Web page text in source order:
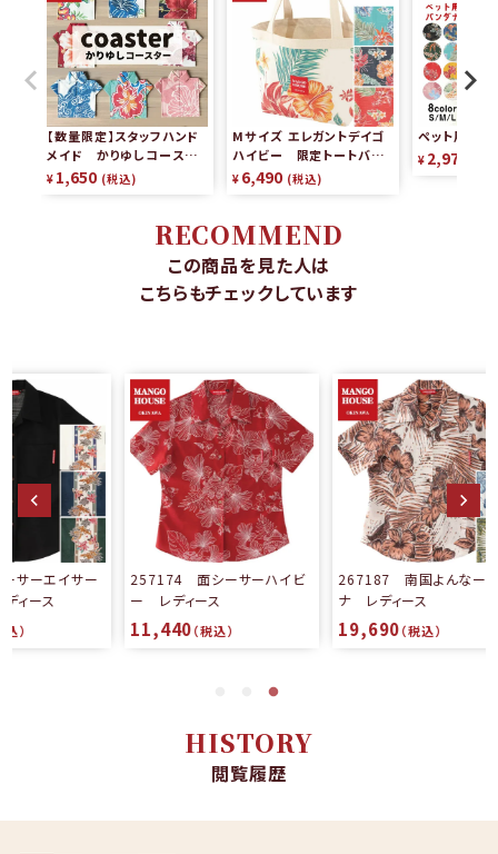
【数量限定】スタッフハンド
メイド かりゆしコースタ
ー（2枚組）
¥ 1,650 税込
Mサイズ エレガントデイゴ
ハイビー 限定トートバッグ
リバーシブル
¥ 6,490 税込
ペット用かり
¥ 2,970
RECOMMEND
この商品を見た人は
こちらもチェックしています
257174 面シーサーハイビ
ー レディース
（税込）
267187 南国よんなークイ
（税込）
HISTORY
閲覧履歴